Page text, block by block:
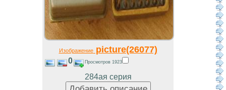
Изображениеpicture(26077)
0 Просмотров 1923
284ая серия